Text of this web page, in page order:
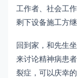
工作者、社会工
剩下设备施工方
回到家，和先生
来讨论精神病患
裂症，可以庆幸